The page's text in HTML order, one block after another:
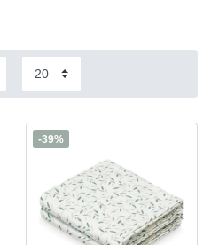
-39%